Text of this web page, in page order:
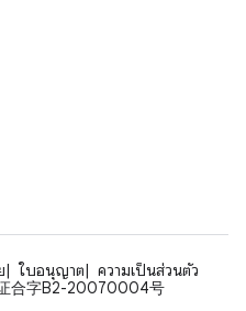
ใบอนุญาต
ความเป็นส่วนตัว
合字B2-20070004号